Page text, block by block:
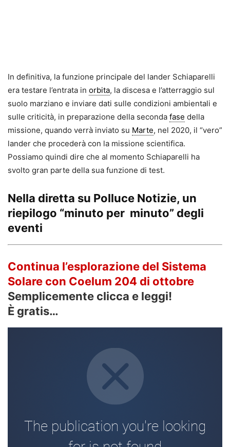
In definitiva, la funzione principale del lander Schiaparelli
era testare l’entrata in orbita, la discesa e l’atterraggio sul
suolo marziano e inviare dati sulle condizioni ambientali e
sulle criticità, in preparazione della seconda fase della
missione, quando verrà inviato su Marte, nel 2020, il “vero”
lander che procederà con la missione scientifica.
Possiamo quindi dire che al momento Schiaparelli ha
svolto gran parte della sua funzione di test.
Nella diretta su Polluce Notizie, un
riepilogo “minuto per minuto” degli
eventi
Continua l’esplorazione del Sistema
Solare con Coelum 204 di ottobre
Semplicemente clicca e leggi!
È gratis…